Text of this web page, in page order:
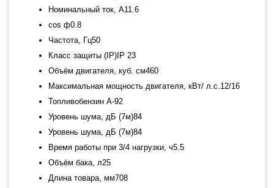
Номинальный ток, A11.6
cos ф0.8
Частота, Гц50
Класс защиты (IP)IP 23
Объём двигателя, куб. см460
Максимальная мощность двигателя, кВт/ л.с.12/16
Топливобензин А-92
Уровень шума, дБ (7м)84
Уровень шума, дБ (7м)84
Время работы при 3/4 нагрузки, ч5.5
Объём бака, л25
Длина товара, мм708